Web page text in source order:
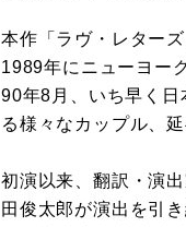
本作「ラヴ・レター
1989年にニューヨー
90年8月、いち早く日
る様々なカップル、
初演以来、翻訳・演
田俊太郎が演出を引